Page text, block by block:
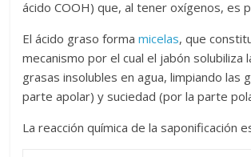
ácido COOH) que, al tener oxígenos, es
El ácido graso formamicelas, que
mecanismo por el cual el jabón solubiliza
grasas insolubles en agua, limpiando las
parte apolar) y suciedad (por la parte
La reacción química de la saponificación